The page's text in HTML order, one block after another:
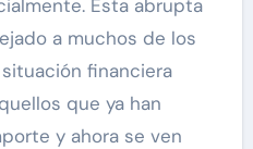
Esta abrupta
a muchos de los
financiera
que ya han
y ahora se ven